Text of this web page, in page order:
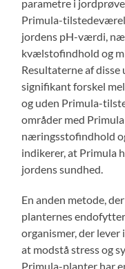
parametre i
Primula-
jordens pH-værdi,
kvælstofindhold og
Resultaterne af disse
signifikant forskel
og uden Primula-
områder med
næringsstofindhold
indikerer, at Primula
jordens sundhed.
En anden metode,
planternes
organismer, der
at modstå stress og
Primula-planter har